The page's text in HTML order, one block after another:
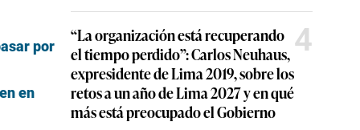
por
en
“La organización está recuperando
el tiempo perdido”: Carlos Neuhaus,
expresidente de Lima 2019, sobre los
retos a un año de Lima 2027 y en qué
más está preocupado el Gobierno
4